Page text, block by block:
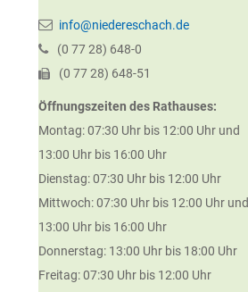
info@niedereschach.de
(0 7728) 648-0
(0 7728) 648-51
Öffnungszeiten des Rathauses:
Montag: 07:30 Uhr bis 12:00 Uhr und
13:00 Uhr bis 16:00 Uhr
Dienstag: 07:30 Uhr bis 12:00 Uhr
Mittwoch: 07:30 Uhr bis 12:00 Uhr und
13:00 Uhr bis 16:00 Uhr
Donnerstag: 13:00 Uhr bis 18:00 Uhr
Freitag: 07:30 Uhr bis 12:00 Uhr